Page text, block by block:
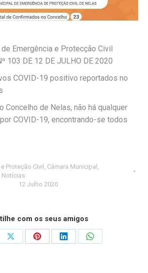
Emergência e Protecção Civil
103 DE 12 DE JULHO DE 2020
COVID-19 positivo reportados no
Concelho de Nelas, não há qualquer
COVID-19, encontrando-se todos
Proteção Civil , Câmara Municipal ,
Notícias
12 Julho 2020
com os seus amigos
Share
Share
Share
Share